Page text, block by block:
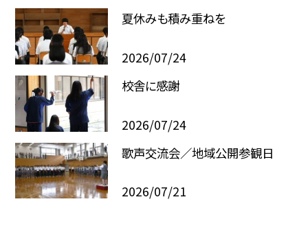
夏休みも積み重ねを
2026/07/24
校舎に感謝
2026/07/24
歌声交流会／地域公開参観日
2026/07/21